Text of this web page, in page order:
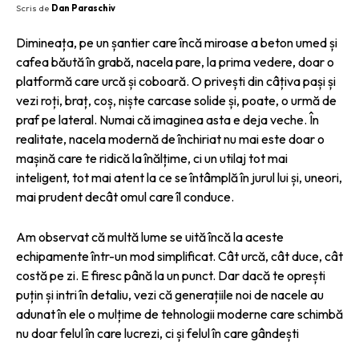
Scris de Dan Paraschiv
Dimineața, pe un șantier care încă miroase a beton umed și
cafea băută în grabă, nacela pare, la prima vedere, doar o
platformă care urcă și coboară. O privești din câțiva pași și
vezi roți, braț, coș, niște carcase solide și, poate, o urmă de
praf pe lateral. Numai că imaginea asta e deja veche. În
realitate, nacela modernă de închiriat nu mai este doar o
mașină care te ridică la înălțime, ci un utilaj tot mai
inteligent, tot mai atent la ce se întâmplă în jurul lui și, uneori,
mai prudent decât omul care îl conduce.
Am observat că multă lume se uită încă la aceste
echipamente într-un mod simplificat. Cât urcă, cât duce, cât
costă pe zi. E firesc până la un punct. Dar dacă te oprești
puțin și intri în detaliu, vezi că generațiile noi de nacele au
adunat în ele o mulțime de tehnologii moderne care schimbă
nu doar felul în care lucrezi, ci și felul în care gândești